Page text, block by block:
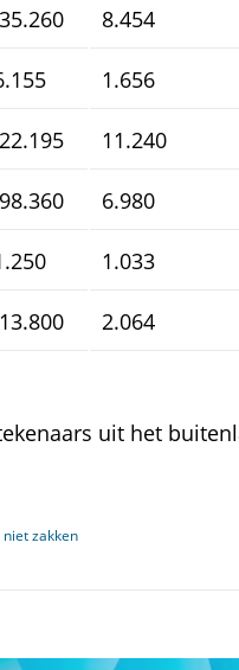
8.454
1.656
11.240
6.980
1.033
2.064
uit het
zakken